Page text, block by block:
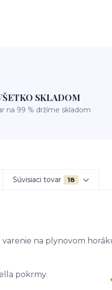
SKLADOM
na 99 % držíme skladom
Súvisiaci tovar 18
na plynovom
pokrmy.